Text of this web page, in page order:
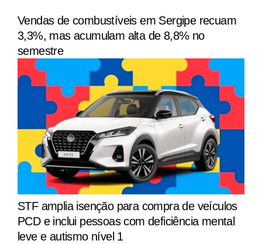
Vendas de combustíveis em Sergipe recuam
3,3%, mas acumulam alta de 8,8% no
semestre
STF amplia isenção para compra de veículos
PCD e inclui pessoas com deficiência mental
leve e autismo nível 1